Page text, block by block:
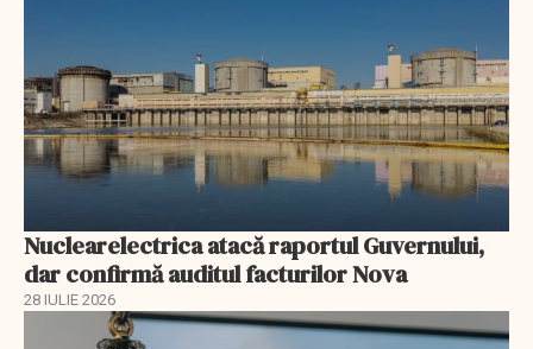
Nuclearelectrica atacă raportul Guvernului,
dar confirmă auditul facturilor Nova
28 IULIE 2026